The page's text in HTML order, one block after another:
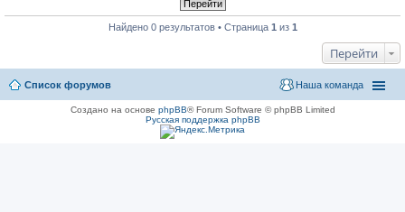
Найдено 0 результатов • Страница 1 из 1
Перейти
Список форумов Наша команда
Создано на основе phpBB® Forum Software © phpBB Limited
Русская поддержка phpBB